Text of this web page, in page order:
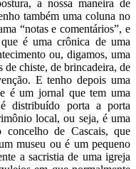
a nossa maneira de
também uma coluna no
“notas e comentários”, e
é uma crônica de uma
ou, digamos, uma
de chiste, de brincadeira, de
E tenho depois uma
é um jornal que tem uma
distribuído porta a porta
local, ou seja, é uma
concelho de Cascais, que
museu ou é um pequeno
a sacristia de uma igreja